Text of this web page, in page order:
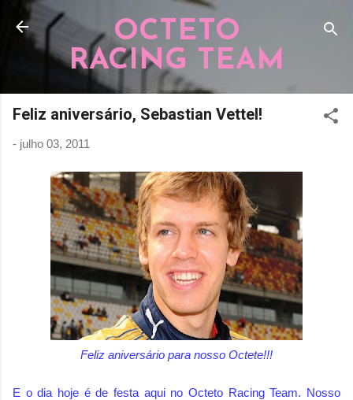
Pular para o conteúdo principal
OCTETO
RACING TEAM
Feliz aniversário, Sebastian Vettel!
- julho 03, 2011
Feliz aniversário para nosso Octete!!!
E o dia hoje é de festa aqui no Octeto Racing Team. Nosso